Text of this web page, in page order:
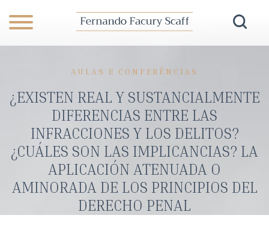
AULAS E CONFERÊNCIAS
¿EXISTEN REAL Y SUSTANCIALMENTE
DIFERENCIAS ENTRE LAS
INFRACCIONES Y LOS DELITOS?
¿CUÁLES SON LAS IMPLICANCIAS? LA
APLICACIÓN ATENUADA O
AMINORADA DE LOS PRINCIPIOS DEL
DERECHO PENAL